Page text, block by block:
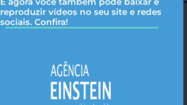
reproduzir vídeos no seu site e redes
sociais. Confira!
menos B12
esconder riscos neurológicos graves para pessoas